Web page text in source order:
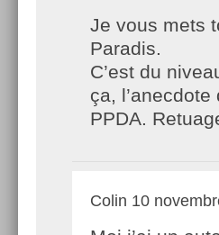
Je vous mets
Paradis.
C’est du
ça,
PPDA.
Colin 10